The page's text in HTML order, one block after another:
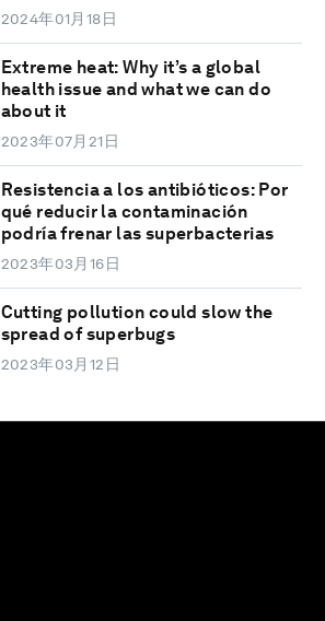
2024年01月18日
Extreme heat: Why it’s a global
health issue and what we can do
about it
2023年07月21日
Resistencia a los antibióticos: Por
qué reducir la contaminación
podría frenar las superbacterias
2023年03月16日
Cutting pollution could slow the
spread of superbugs
2023年03月12日